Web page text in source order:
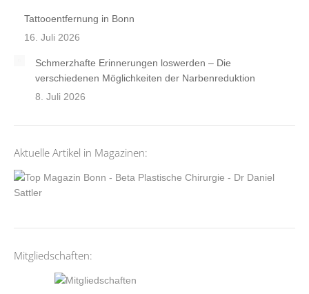
Tattooentfernung in Bonn
16. Juli 2026
Schmerzhafte Erinnerungen loswerden – Die
verschiedenen Möglichkeiten der Narbenreduktion
8. Juli 2026
Aktuelle Artikel in Magazinen:
Mitgliedschaften: